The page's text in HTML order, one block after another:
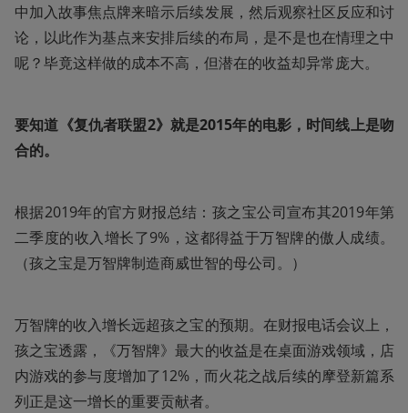
中加入故事焦点牌来暗示后续发展，然后观察社区反应和讨
论，以此作为基点来安排后续的布局，是不是也在情理之中
呢？毕竟这样做的成本不高，但潜在的收益却异常庞大。
要知道《复仇者联盟2》就是2015年的电影，时间线上是吻
合的。
根据2019年的官方财报总结：孩之宝公司宣布其2019年第
二季度的收入增长了9%，这都得益于万智牌的傲人成绩。
（孩之宝是万智牌制造商威世智的母公司。）
万智牌的收入增长远超孩之宝的预期。在财报电话会议上，
孩之宝透露，《万智牌》最大的收益是在桌面游戏领域，店
内游戏的参与度增加了12%，而火花之战后续的摩登新篇系
列正是这一增长的重要贡献者。